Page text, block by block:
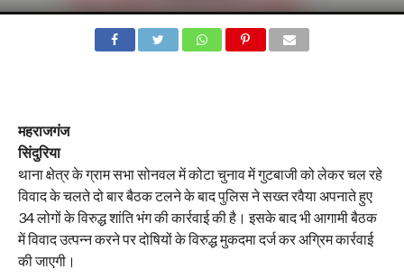
महराजगंज
सिंदुरिया
थाना क्षेत्र के ग्राम सभा सोनवल में कोटा चुनाव में गुटबाजी को लेकर चल रहे
विवाद के चलते दो बार बैठक टलने के बाद पुलिस ने सख्त रवैया अपनाते हुए
34 लोगों के विरुद्ध शांति भंग की कार्रवाई की है। इसके बाद भी आगामी बैठक
में विवाद उत्पन्न करने पर दोषियों के विरुद्ध मुकदमा दर्ज कर अग्रिम कार्रवाई
की जाएगी।